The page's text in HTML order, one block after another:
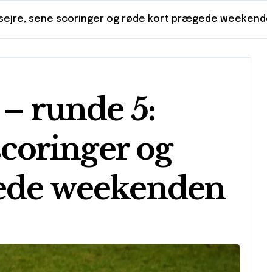
sene scoringer og røde kort prægede
runde 5:
og
weekenden